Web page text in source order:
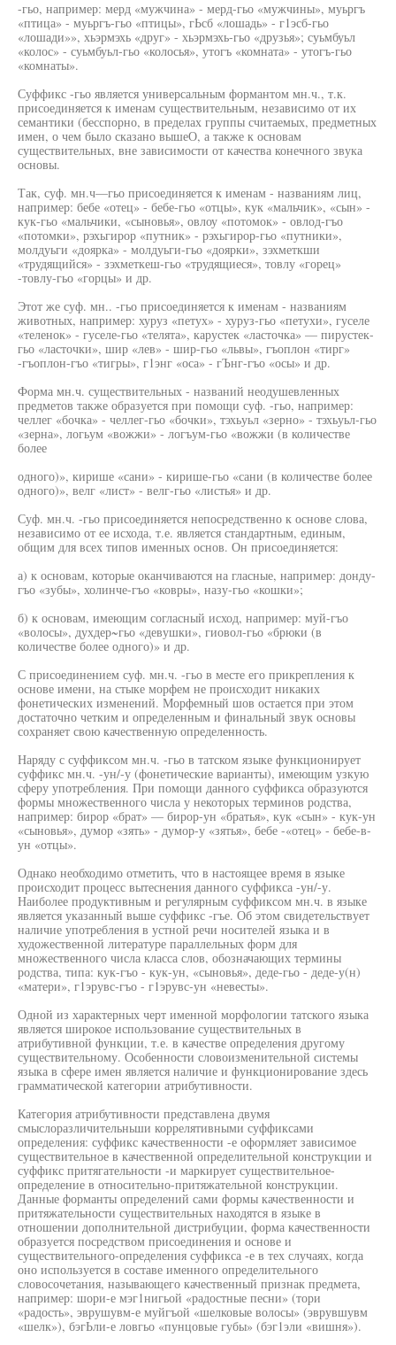
-гьо, например: мерд «мужчина» - мерд-гьо «мужчины», муьргъ
«птица» - муьргъ-гьо «птицы», гЬсб «лошадь» - г1эсб-гьо
«лошади»», хьэрмэхь «друг» - хьэрмэхь-гьо «друзья»; суьмбуьл
«колос» - суьмбуьл-гьо «колосья», утогъ «комната» - утогъ-гьо
«комнаты».
Суффикс -гьо является универсальным формантом мн.ч., т.к.
присоединяется к именам существительным, независимо от их
семантики (бесспорно, в пределах группы считаемых, предметных
имен, о чем было сказано вышеО, а также к основам
существительных, вне зависимости от качества конечного звука
основы.
Так, суф. мн.ч—гьо присоединяется к именам - названиям лиц,
например: бебе «отец» - бебе-гьо «отцы», кук «мальчик», «сын» -
кук-гьо «мальчики, «сыновья», овлоу «потомок» - овлод-гъо
«потомки», рэхьгирор «путник» - рэхьгирор-гьо «путники»,
молдуьги «доярка» - молдуьги-гьо «доярки», зэхметкши
«трудящийся» - зэхметкеш-гьо «трудящиеся», товлу «горец»
-товлу-гьо «горцы» и др.
Этот же суф. мн.. -гьо присоединяется к именам - названиям
животных, например: хуруз «петух» - хуруз-гьо «петухи», гуселе
«теленок» - гуселе-гьо «телята», карустек «ласточка» — пирустек-
гьо «ласточки», шир «лев» - шир-гьо «львы», гъоплон «тирг»
-гъоплон-гъо «тигры», г1энг «оса» - гЪнг-гъо «осы» и др.
Форма мн.ч. существительных - названий неодушевленных
предметов также образуется при помощи суф. -гьо, например:
челлег «бочка» - челлег-гьо «бочки», тэхьуьл «зерно» - тэхьуьл-гьо
«зерна», логьум «вожжи» - логъум-гьо «вожжи (в количестве
более
одного)», кирише «сани» - кирише-гьо «сани (в количестве более
одного)», велг «лист» - велг-гьо «листья» и др.
Суф. мн.ч. -гьо присоединяется непосредственно к основе слова,
независимо от ее исхода, т.е. является стандартным, единым,
общим для всех типов именных основ. Он присоединяется:
а) к основам, которые оканчиваются на гласные, например: донду-
гъо «зубы», холинче-гъо «ковры», назу-гьо «кошки»;
б) к основам, имеющим согласный исход, например: муй-гъо
«волосы», духдер~гьо «девушки», гиовол-гьо «брюки (в
количестве более одного)» и др.
С присоединением суф. мн.ч. -гьо в месте его прикрепления к
основе имени, на стыке морфем не происходит никаких
фонетических изменений. Морфемный шов остается при этом
достаточно четким и определенным и финальный звук основы
сохраняет свою качественную определенность.
Наряду с суффиксом мн.ч. -гьо в татском языке функционирует
суффикс мн.ч. -ун/-у (фонетические варианты), имеющим узкую
сферу употребления. При помощи данного суффикса образуются
формы множественного числа у некоторых терминов родства,
например: бирор «брат» — бирор-ун «братья», кук «сын» - кук-ун
«сыновья», думор «зять» - думор-у «зятья», бебе -«отец» - бебе-в-
ун «отцы».
Однако необходимо отметить, что в настоящее время в языке
происходит процесс вытеснения данного суффикса -ун/-у.
Наиболее продуктивным и регулярным суффиксом мн.ч. в языке
является указанный выше суффикс -гъе. Об этом свидетельствует
наличие употребления в устной речи носителей языка и в
художественной литературе параллельных форм для
множественного числа класса слов, обозначающих термины
родства, типа: кук-гъо - кук-ун, «сыновья», деде-гьо - деде-у(н)
«матери», г1эрувс-гъо - г1эрувс-ун «невесты».
Одной из характерных черт именной морфологии татского языка
является широкое использование существительных в
атрибутивной функции, т.е. в качестве определения другому
существительному. Особенности словоизменительной системы
языка в сфере имен является наличие и функционирование здесь
грамматической категории атрибутивности.
Категория атрибутивности представлена двумя
смыслоразличительньши коррелятивными суффиксами
определения: суффикс качественности -е оформляет зависимое
существительное в качественной определительной конструкции и
суффикс притягательности -и маркирует существительное-
определение в относительно-притяжательной конструкции.
Данные форманты определений сами формы качественности и
притяжательности существительных находятся в языке в
отношении дополнительной дистрибуции, форма качественности
образуется посредством присоединения и основе и
существительного-определения суффикса -е в тех случаях, когда
оно используется в составе именного определительного
словосочетания, называющего качественный признак предмета,
например: шори-е мэг1нигьой «радостные песни» (тори
«радость», эврушувм-е муйгъой «шелковые волосы» (эврувшувм
«шелк»), бэгЬли-е ловгьо «пунцовые губы» (бэг1эли «вишня»).